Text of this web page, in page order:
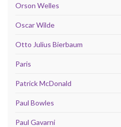
Orson Welles
Oscar Wilde
Otto Julius Bierbaum
Paris
Patrick McDonald
Paul Bowles
Paul Gavarni